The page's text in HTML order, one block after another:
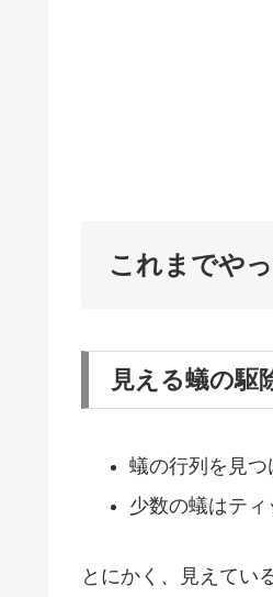
これまでや
見える蟻の駆
蟻の行列を見
少数の蟻はテ
とにかく、見えてい